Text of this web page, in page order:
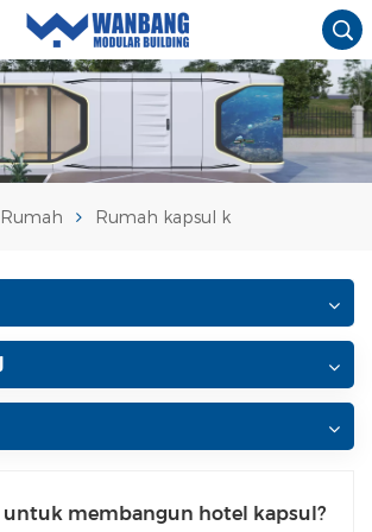
Rumah Rumah kapsul k
untuk membangun hotel kapsul?